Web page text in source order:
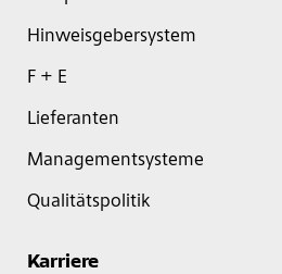
Hinweisgebersystem
F + E
Lieferanten
Managementsysteme
Qualitätspolitik
Karriere